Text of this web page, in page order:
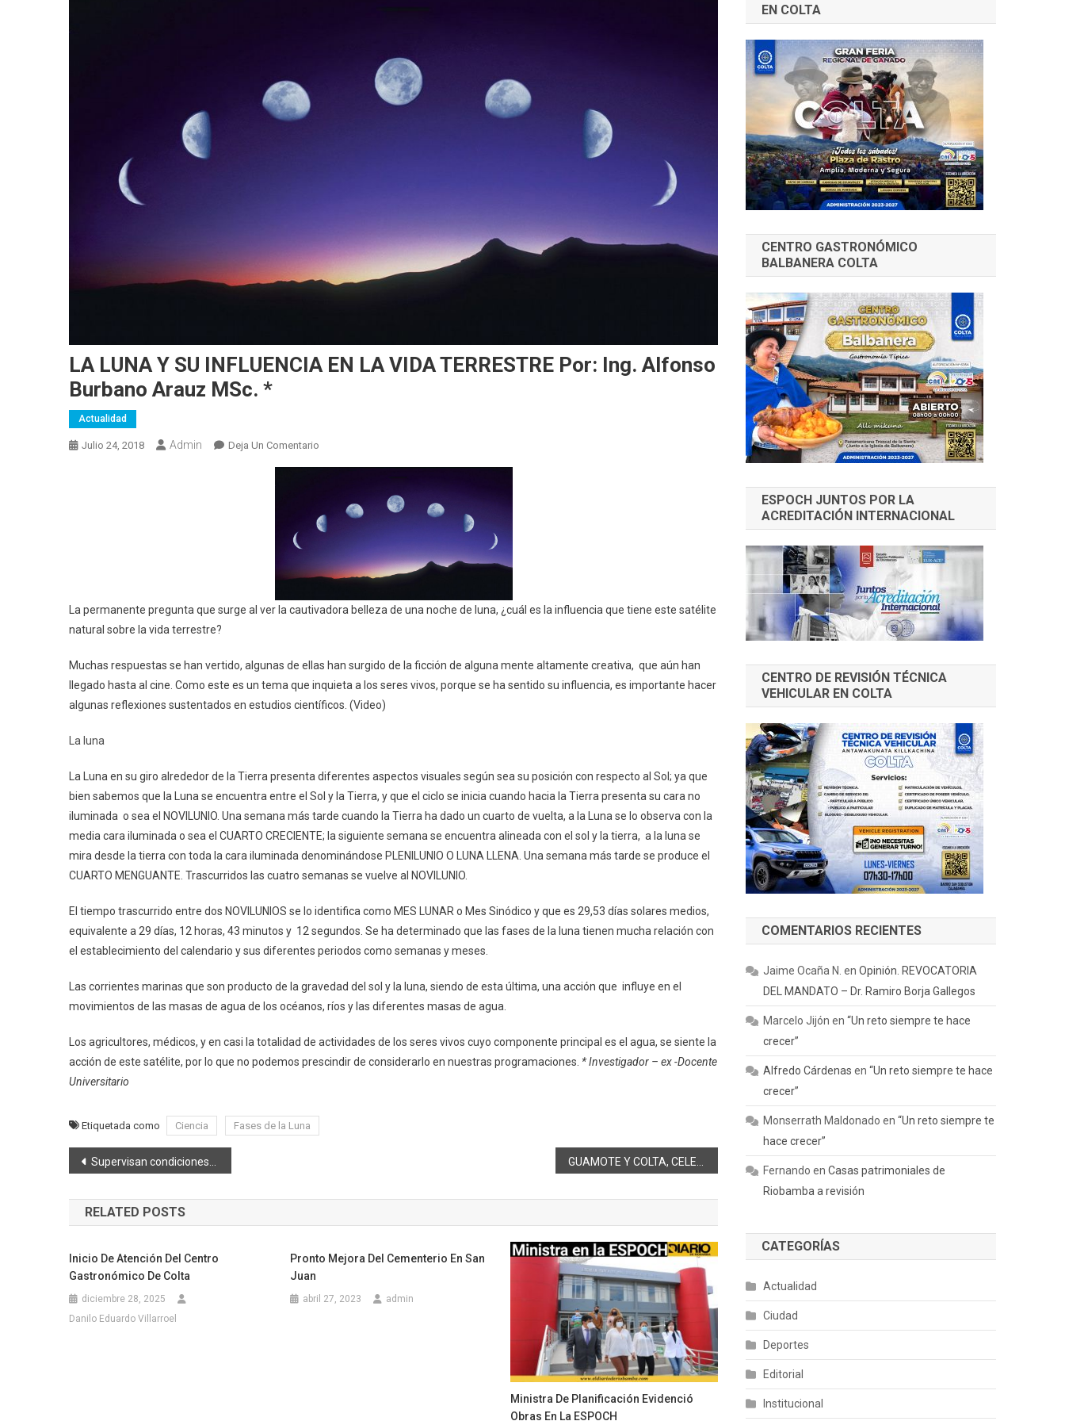
LA LUNA Y SU INFLUENCIA EN LA VIDA TERRESTRE Por: Ing. Alfonso
Burbano Arauz MSc. *
Actualidad
Julio 24, 2018 Admin Deja Un Comentario
SU
INFLUENCIA
LA
TERRESTRE
Alfonso
Burbano
Arauz
La permanente pregunta que surge al ver la cautivadora belleza de una noche de luna, ¿cuál es la influencia que tiene este satélite
natural sobre la vida terrestre?
Muchas respuestas se han vertido, algunas de ellas han surgido de la ficción de alguna mente altamente creativa, que aún han
llegado hasta al cine. Como este es un tema que inquieta a los seres vivos, porque se ha sentido su influencia, es importante hacer
algunas reflexiones sustentados en estudios científicos. (Video)
La luna
La Luna en su giro alrededor de la Tierra presenta diferentes aspectos visuales según sea su posición con respecto al Sol; ya que
bien sabemos que la Luna se encuentra entre el Sol y la Tierra, y que el ciclo se inicia cuando hacia la Tierra presenta su cara no
iluminada o sea el NOVILUNIO. Una semana más tarde cuando la Tierra ha dado un cuarto de vuelta, a la Luna se lo observa con la
media cara iluminada o sea el CUARTO CRECIENTE; la siguiente semana se encuentra alineada con el sol y la tierra, a la luna se
mira desde la tierra con toda la cara iluminada denominándose PLENILUNIO O LUNA LLENA. Una semana más tarde se produce el
CUARTO MENGUANTE. Trascurridos las cuatro semanas se vuelve al NOVILUNIO.
El tiempo trascurrido entre dos NOVILUNIOS se lo identifica como MES LUNAR o Mes Sinódico y que es 29,53 días solares medios,
equivalente a 29 días, 12 horas, 43 minutos y 12 segundos. Se ha determinado que las fases de la luna tienen mucha relación con
el establecimiento del calendario y sus diferentes periodos como semanas y meses.
Las corrientes marinas que son producto de la gravedad del sol y la luna, siendo de esta última, una acción que influye en el
movimientos de las masas de agua de los océanos, ríos y las diferentes masas de agua.
Los agricultores, médicos, y en casi la totalidad de actividades de los seres vivos cuyo componente principal es el agua, se siente la
acción de este satélite, por lo que no podemos prescindir de considerarlo en nuestras programaciones. * Investigador – ex -Docente
Universitario
Etiquetada como Ciencia Fases de la Luna
Navegación
de
entradas
Supervisan condiciones higiénicas de plantas de lácteos en Zona 3
RELATED POSTS
Inicio De Atención Del Centro
Gastronómico De Colta
diciembre 28, 2025
Danilo Eduardo Villarroel
Pronto Mejora Del Cementerio En San
Juan
abril 27, 2023 admin
Ministra De Planificación Evidenció
Obras En La ESPOCH
EN COLTA
CENTRO GASTRONÓMICO
BALBANERA COLTA
ESPOCH JUNTOS POR LA
ACREDITACIÓN INTERNACIONAL
CENTRO DE REVISIÓN TÉCNICA
VEHICULAR EN COLTA
COMENTARIOS RECIENTES
Jaime Ocaña N. enOpinión. REVOCATORIA
DEL MANDATO – Dr. Ramiro Borja Gallegos
Marcelo Jijón en“Un reto siempre te hace
crecer”
Alfredo Cárdenas en“Un reto siempre te hace
crecer”
Monserrath Maldonado en“Un reto siempre te
hace crecer”
Fernando enCasas patrimoniales de
Riobamba a revisión
CATEGORÍAS
Actualidad
Ciudad
Deportes
Editorial
Institucional